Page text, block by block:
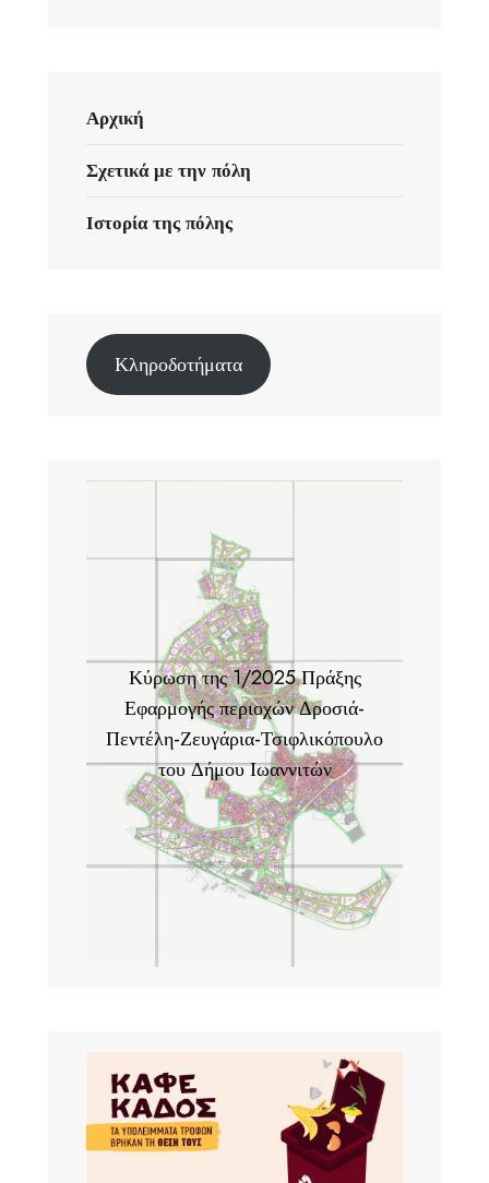
Αρχική
Σχετικά με την πόλη
Ιστορία της πόλης
Κληροδοτήματα
Κύρωση της 1/2025 Πράξης
Εφαρμογής περιοχών Δροσιά-
Πεντέλη-Ζευγάρια-Τσιφλικόπουλο
του Δήμου Ιωαννιτών